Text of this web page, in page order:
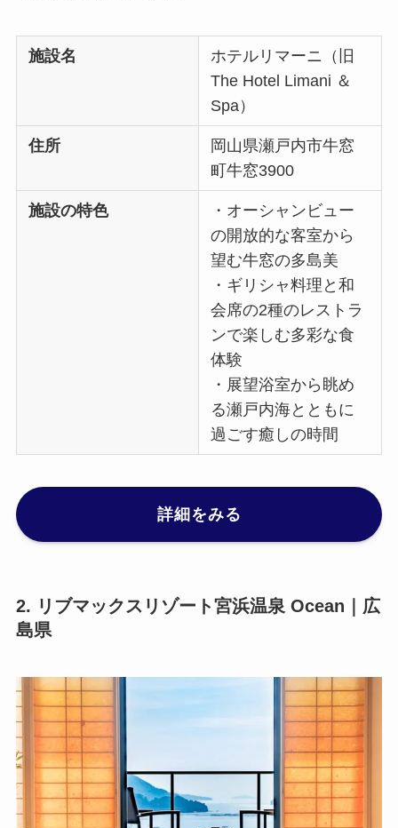
施設名
ホテルリマーニ（旧
The Hotel Limani ＆
Spa）
住所
岡山県瀬戸内市牛窓
町牛窓3900
施設の特色
・オーシャンビュー
の開放的な客室から
望む牛窓の多島美
・ギリシャ料理と和
会席の2種のレストラ
ンで楽しむ多彩な食
体験
・展望浴室から眺め
る瀬戸内海とともに
過ごす癒しの時間
詳細をみる
2. リブマックスリゾート宮浜温泉 Ocean｜広
島県